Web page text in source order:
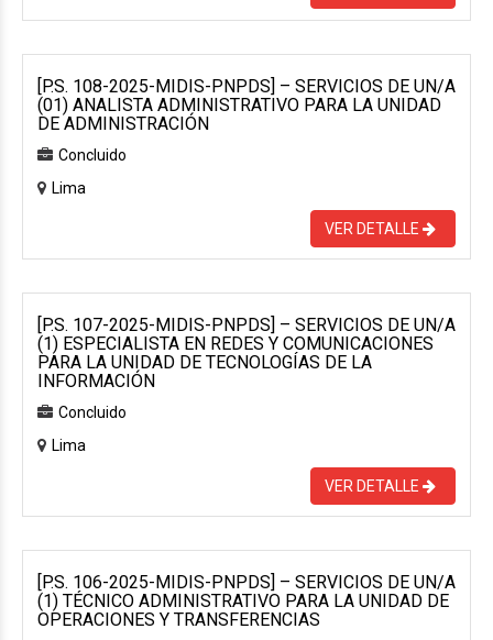
[P.S. 108-2025-MIDIS-PNPDS] – SERVICIOS DE UN/A
(01) ANALISTA ADMINISTRATIVO PARA LA UNIDAD
DE ADMINISTRACIÓN
Concluido
Lima
VER DETALLE
[P.S. 107-2025-MIDIS-PNPDS] – SERVICIOS DE UN/A
(1) ESPECIALISTA EN REDES Y COMUNICACIONES
PARA LA UNIDAD DE TECNOLOGÍAS DE LA
INFORMACIÓN
Concluido
Lima
VER DETALLE
[P.S. 106-2025-MIDIS-PNPDS] – SERVICIOS DE UN/A
(1) TÉCNICO ADMINISTRATIVO PARA LA UNIDAD DE
OPERACIONES Y TRANSFERENCIAS